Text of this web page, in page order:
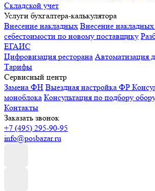
Складской учет
Услуги бухгалтера-калькулятора
Внесение накладных Внесение
себестоимости по новому поставщику
ЕГАИС
Цифровизация ресторана Автоматизация
Тарифы
Сервисный центр
Замена ФН Выездная настройка ФР
моноблока Консультация по подбору
Контакты
Заказать звонок
+7 (495) 295-90-95
info@posbazar.ru